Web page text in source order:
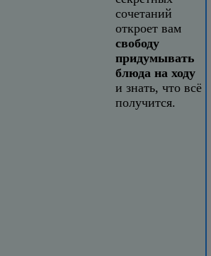
сочетаний
откроет вам
свободу
придумывать
блюда на ходу
и знать, что всё
получится.